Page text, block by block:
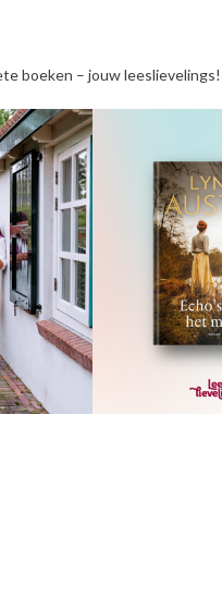
boeken – jouw leeslievelings!